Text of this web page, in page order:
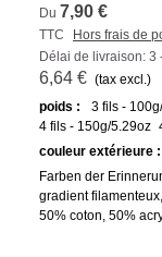
Du 7,90 €
TTC
Hors frais de
Délai de livraison: 3
6,64 € (tax excl.)
poids :
3 fils -
4 fils - 150g/5.29oz
couleur extérieure :
Farben der
gradient
50% coton, 50%